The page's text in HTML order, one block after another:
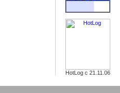
HotLog с 21.11.06